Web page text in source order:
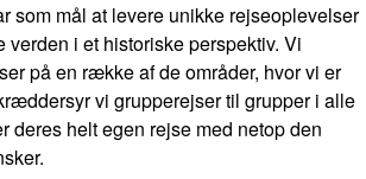
som mål at levere unikke rejseoplevelser
verden i et historiske perspektiv. Vi
på en række af de områder, hvor vi er
vi grupperejser til grupper i alle
deres helt egen rejse med netop den